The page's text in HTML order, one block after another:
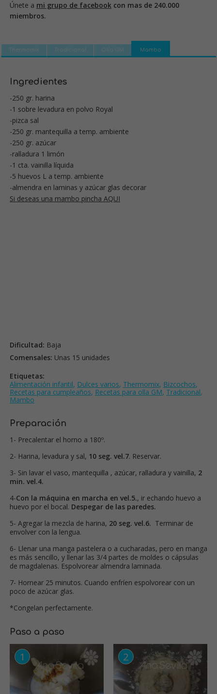
Únete a mi grupo de facebook con mas de 240.000
miembros.
Thermomix Tradicional Olla GM Mambo
Ingredientes
-250 gr. harina
-1 sobre levadura en polvo Royal
-pizca sal
-250 gr. mantequilla a temp. ambiente
-250 gr. azúcar
-ralladura 1 limón
-1 cta. vainilla líquida
-5 huevos L a temp. ambiente
-almendra en laminas y azúcar glas decorar
Si deseas una mambo pincha AQUI
Dificultad: Baja
Comensales: Unas 15 unidades
Etiquetas:
Alimentación infantil, Dulces varios, Thermomix, Bizcochos,
Recetas para cumpleaños, Recetas para olla GM, Tradicional,
Mambo
Preparación
1- Precalentar el horno a 180º.
2- Harina, levadura y sal, 10 seg. vel.7. Reservar.
3- Sin lavar el vaso, mantequilla , azúcar, ralladura y vainilla, 2
min. vel.4.
4-Con la máquina en marcha en vel.5., ir echando huevo a
huevo por el bocal. Despegar de las paredes.
5- Agregar la mezcla de harina, 20 seg. vel.6. Terminar de
envolver con la lengua.
6- Llenar una manga pastelera o a cucharadas, pero en manga
es más sencillo, y llenar las 3/4 partes de moldes o cápsulas
de magdalenas. Espolvorear almendra laminada.
7- Hornear 25 minutos. Cuando enfríen espolvorear con un
poco de azúcar glas.
*Congelan perfectamente.
Paso a paso